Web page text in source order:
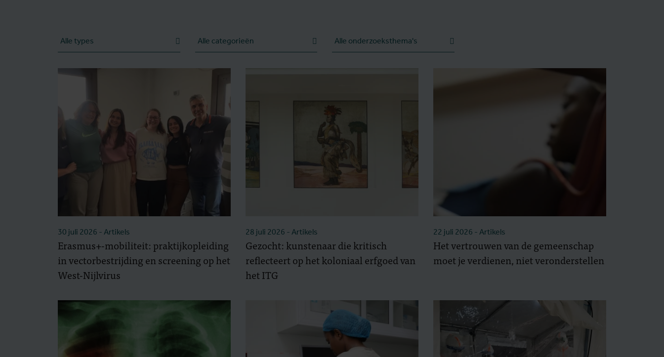
30 juli 2026 - Artikels
Erasmus+-mobiliteit: praktijkopleiding
in vectorbestrijding en screening op het
West-Nijlvirus
28 juli 2026 - Artikels
Gezocht: kunstenaar die kritisch
reflecteert op het koloniaal erfgoed van
het ITG
22 juli 2026 - Artikels
Het vertrouwen van de gemeenschap
moet je verdienen, niet veronderstellen